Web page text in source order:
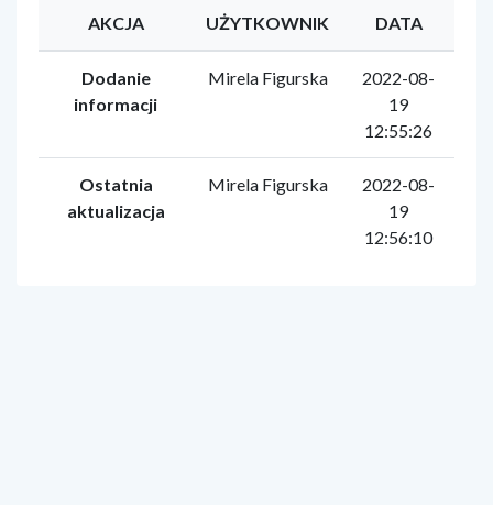
AKCJA UŻYTKOWNIK DATA
Dodanie
informacji
Mirela Figurska
2022-08-
19
12:55:26
Ostatnia
aktualizacja
Mirela Figurska
2022-08-
19
12:56:10